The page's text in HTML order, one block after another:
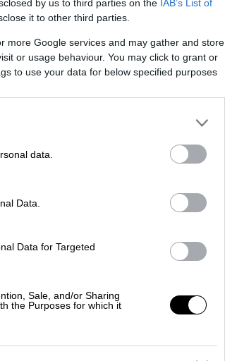
by us to third parties on the IAB’s List of
it to other third parties.
more Google services and may gather and store
or usage behaviour. You may click to grant or
to use your data for below specified purposes
data.
Data.
Data for Targeted
Sale, and/or Sharing
the Purposes for which it
τη μηχανή
έχει σχέση με
με τη φίλη του
ψάρι 45
αν και νεκρό,